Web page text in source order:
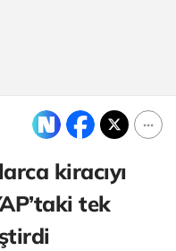
kiracıyı
tek